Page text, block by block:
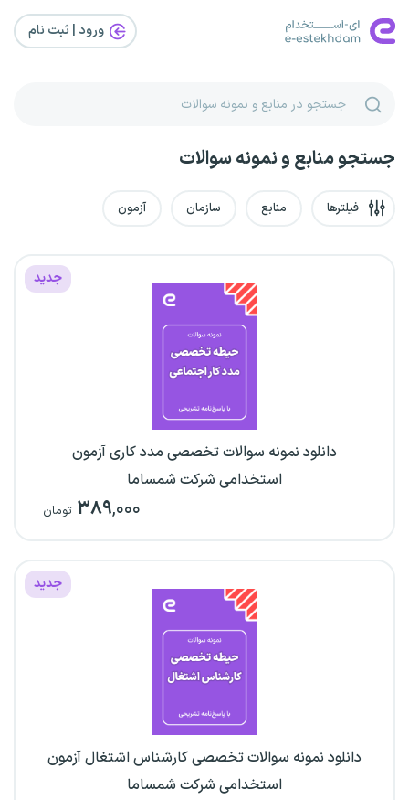
ورود | ثبت‌ نام
جستجو منابع و نمونه سوالات
فیلترها منابع سازمان آزمون
جدید
دانلود نمونه سوالات تخصصی مدد کاری آزمون
استخدامی شرکت شمساما
۳۸۹,۰۰۰ تومان
جدید
دانلود نمونه سوالات تخصصی کارشناس اشتغال آزمون
استخدامی شرکت شمساما